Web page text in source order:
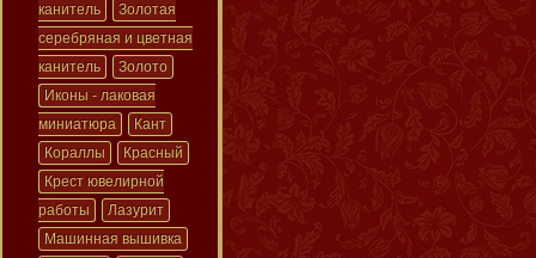
канитель
Золотая
серебряная и цветная
канитель
Золото
Иконы - лаковая
миниатюра
Кант
Кораллы
Красный
Крест ювелирной
работы
Лазурит
Машинная вышивка